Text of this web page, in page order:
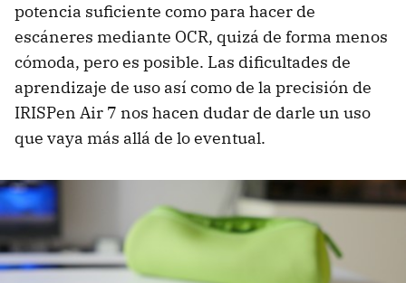
potencia suficiente como para hacer de
escáneres mediante OCR, quizá de forma menos
cómoda, pero es posible. Las dificultades de
aprendizaje de uso así como de la precisión de
IRISPen Air 7 nos hacen dudar de darle un uso
que vaya más allá de lo eventual.